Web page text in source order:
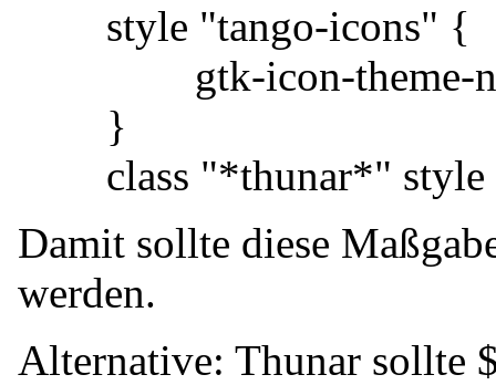
style "tango-icons" {
gtk-icon-theme-
}
class "*thunar*" style
Damit sollte diese
werden.
Alternative: Thunar sollte